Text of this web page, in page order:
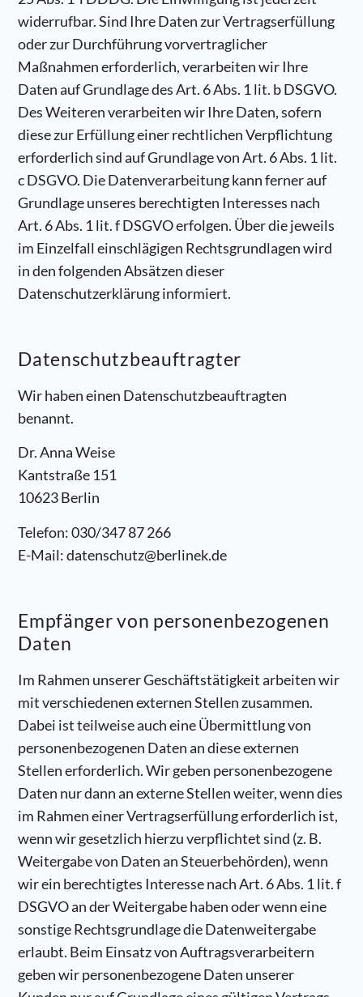
widerrufbar. Sind Ihre Daten zur Vertragserfüllung
oder zur Durchführung vorvertraglicher
Maßnahmen erforderlich, verarbeiten wir Ihre
Daten auf Grundlage des Art. 6 Abs. 1 lit. b DSGVO.
Des Weiteren verarbeiten wir Ihre Daten, sofern
diese zur Erfüllung einer rechtlichen Verpflichtung
erforderlich sind auf Grundlage von Art. 6 Abs. 1 lit.
c DSGVO. Die Datenverarbeitung kann ferner auf
Grundlage unseres berechtigten Interesses nach
Art. 6 Abs. 1 lit. f DSGVO erfolgen. Über die jeweils
im Einzelfall einschlägigen Rechtsgrundlagen wird
in den folgenden Absätzen dieser
Datenschutzerklärung informiert.
Datenschutz­beauftragter
Wir haben einen Datenschutzbeauftragten
benannt.
Dr. Anna Weise
Kantstraße 151
10623 Berlin
Telefon: 030/347 87 266
E-Mail: datenschutz@berlinek.de
Empfänger von personenbezogenen
Daten
Im Rahmen unserer Geschäftstätigkeit arbeiten wir
mit verschiedenen externen Stellen zusammen.
Dabei ist teilweise auch eine Übermittlung von
personenbezogenen Daten an diese externen
Stellen erforderlich. Wir geben personenbezogene
Daten nur dann an externe Stellen weiter, wenn dies
im Rahmen einer Vertragserfüllung erforderlich ist,
wenn wir gesetzlich hierzu verpflichtet sind (z. B.
Weitergabe von Daten an Steuerbehörden), wenn
wir ein berechtigtes Interesse nach Art. 6 Abs. 1 lit. f
DSGVO an der Weitergabe haben oder wenn eine
sonstige Rechtsgrundlage die Datenweitergabe
erlaubt. Beim Einsatz von Auftragsverarbeitern
geben wir personenbezogene Daten unserer